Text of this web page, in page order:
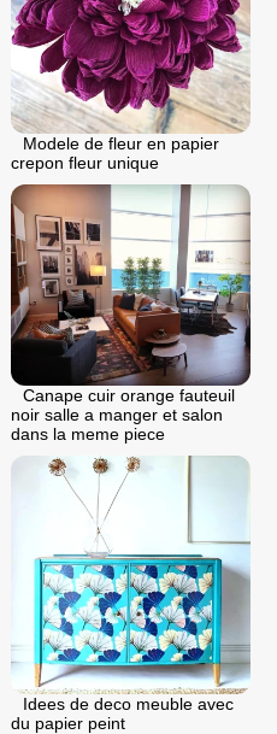
Modele de fleur en papier
crepon fleur unique
Canape cuir orange fauteuil
noir salle a manger et salon
dans la meme piece
Idees de deco meuble avec
du papier peint